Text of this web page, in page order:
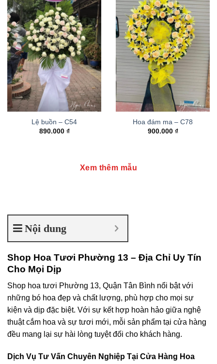
Lệ buồn – C54
890.000 ₫
Hoa đám ma – C78
900.000 ₫
Xem thêm mẫu
Nội dung
Shop Hoa Tươi Phường 13 – Địa Chỉ Uy Tín
Cho Mọi Dịp
Shop hoa tươi Phường 13, Quận Tân Bình nổi bật với
những bó hoa đẹp và chất lượng, phù hợp cho mọi sự
kiện và dịp đặc biệt. Với sự kết hợp hoàn hảo giữa nghệ
thuật cắm hoa và sự tươi mới, mỗi sản phẩm tại cửa hàng
đều mang lại sự hài lòng tuyệt đối cho khách hàng.
Dịch Vụ Tư Vấn Chuyên Nghiệp Tại Cửa Hàng Hoa